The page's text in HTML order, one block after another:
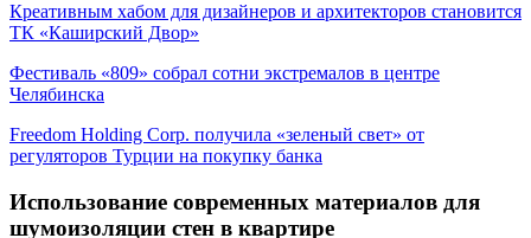
Креативным хабом для дизайнеров и архитекторов становится
ТК «Каширский Двор»
Фестиваль «809» собрал сотни экстремалов в центре
Челябинска
Freedom Holding Corp. получила «зеленый свет» от
регуляторов Турции на покупку банка
Использование современных материалов для
шумоизоляции стен в квартире